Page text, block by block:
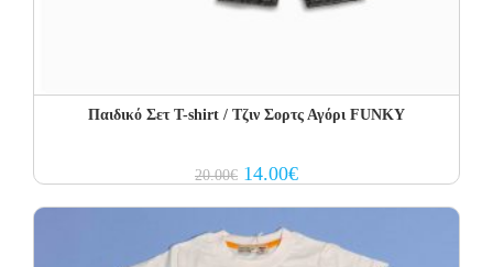
Παιδικό Σετ T-shirt / Τζιν Σορτς Αγόρι FUNKY
20.00€ Original
price
14.00€Current
price